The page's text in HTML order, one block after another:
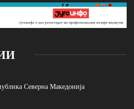
Северна Македонија